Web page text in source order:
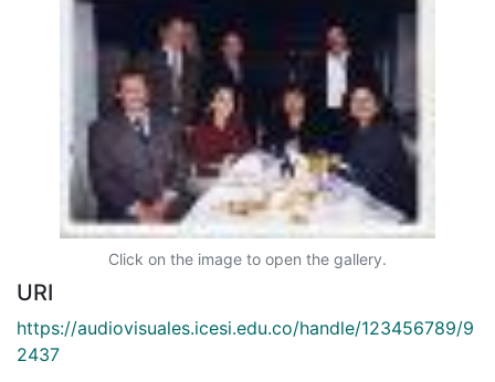
Click on the image to open the gallery.
URI
https://audiovisuales.icesi.edu.co/handle/123456789/9
2437